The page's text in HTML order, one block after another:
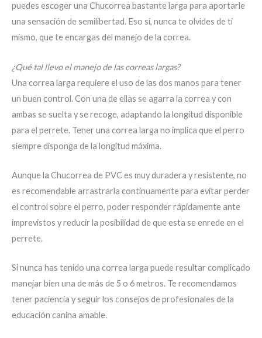
puedes escoger una Chucorrea bastante larga para aportarle
una sensación de semilibertad. Eso sí, nunca te olvides de ti
mismo, que te encargas del manejo de la correa.
¿Qué tal llevo el manejo de las correas largas?
Una correa larga requiere el uso de las dos manos para tener
un buen control. Con una de ellas se agarra la correa y con
ambas se suelta y se recoge, adaptando la longitud disponible
para el perrete. Tener una correa larga no implica que el perro
siempre disponga de la longitud máxima.
Aunque la Chucorrea de PVC es muy duradera y resistente, no
es recomendable arrastrarla continuamente para evitar perder
el control sobre el perro, poder responder rápidamente ante
imprevistos y reducir la posibilidad de que esta se enrede en el
perrete.
Si nunca has tenido una correa larga puede resultar complicado
manejar bien una de más de 5 o 6 metros. Te recomendamos
tener paciencia y seguir los consejos de profesionales de la
educación canina amable.